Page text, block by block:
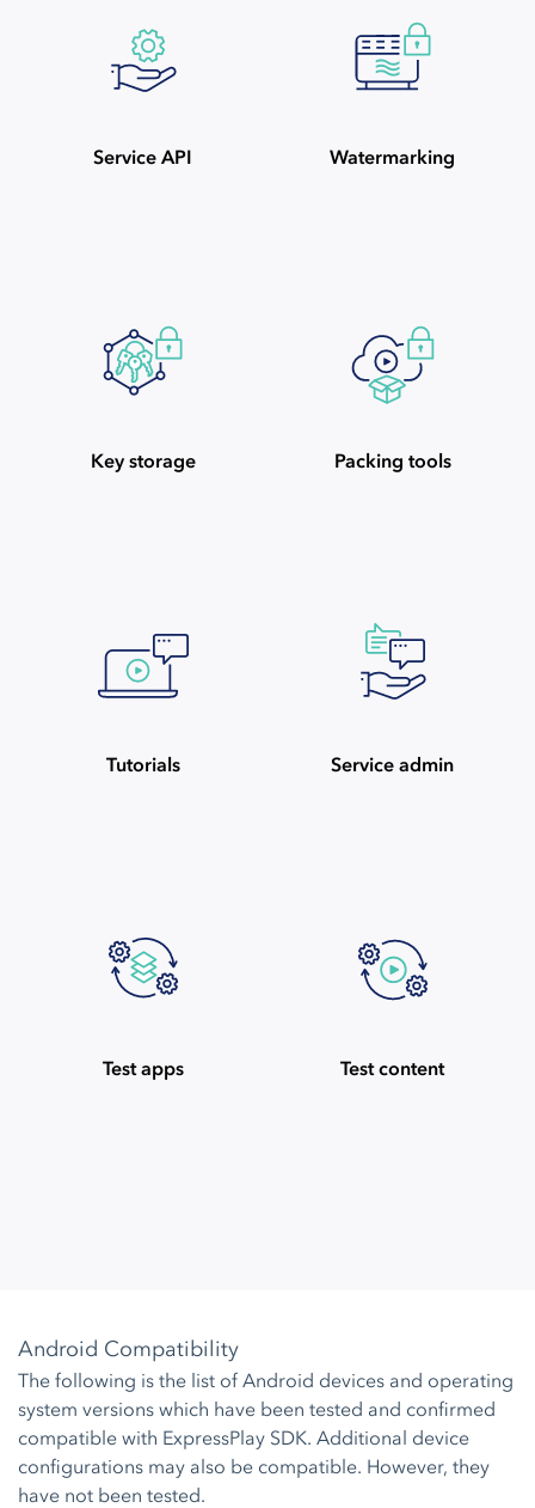
Service API Watermarking
Key storage Packing tools
Tutorials Service admin
Test apps Test content
Android Compatibility
The following is the list of Android devices and operating
system versions which have been tested and confirmed
compatible with ExpressPlay SDK. Additional device
configurations may also be compatible. However, they
have not been tested.